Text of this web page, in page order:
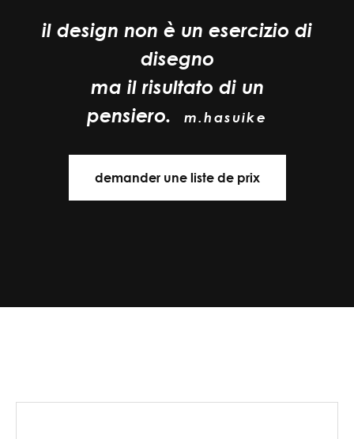
il design non è un esercizio di
disegno
ma il risultato di un
pensiero.
m.hasuike
demander une liste de prix